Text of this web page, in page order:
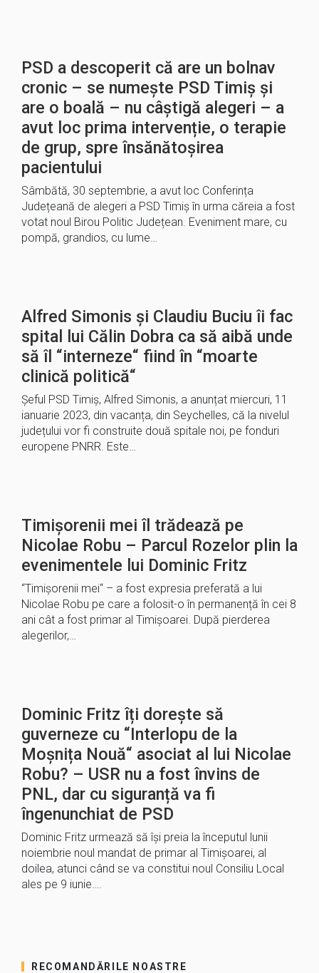
PSD a descoperit că are un bolnav
cronic – se numește PSD Timiș și
are o boală – nu câștigă alegeri – a
avut loc prima intervenție, o terapie
de grup, spre însănătoșirea
pacientului
Sâmbătă, 30 septembrie, a avut loc Conferința
Județeană de alegeri a PSD Timiș în urma căreia a fost
votat noul Birou Politic Județean. Eveniment mare, cu
pompă, grandios, cu lume…
Alfred Simonis și Claudiu Buciu îi fac
spital lui Călin Dobra ca să aibă unde
să îl “interneze“ fiind în “moarte
clinică politică“
Șeful PSD Timiș, Alfred Simonis, a anunțat miercuri, 11
ianuarie 2023, din vacanța, din Seychelles, că la nivelul
județului vor fi construite două spitale noi, pe fonduri
europene PNRR. Este…
Timișorenii mei îl trădează pe
Nicolae Robu – Parcul Rozelor plin la
evenimentele lui Dominic Fritz
“Timișorenii mei“ – a fost expresia preferată a lui
Nicolae Robu pe care a folosit-o în permanență în cei 8
ani cât a fost primar al Timișoarei. După pierderea
alegerilor,…
Dominic Fritz îți dorește să
guverneze cu “Interlopu de la
Moșnița Nouă“ asociat al lui Nicolae
Robu? – USR nu a fost învins de
PNL, dar cu siguranță va fi
îngenunchiat de PSD
Dominic Fritz urmează să își preia la începutul lunii
noiembrie noul mandat de primar al Timișoarei, al
doilea, atunci când se va constitui noul Consiliu Local
ales pe 9 iunie….
RECOMANDĂRILE NOASTRE